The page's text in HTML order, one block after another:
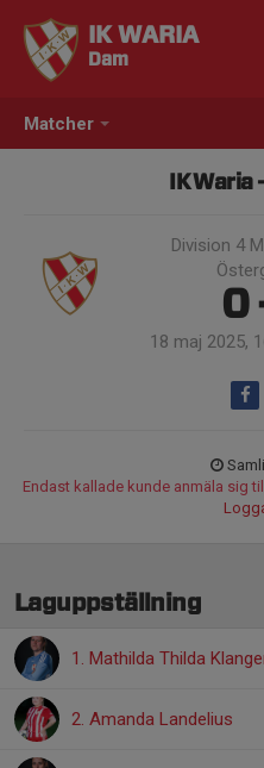
Matcher
IK WARIA
Dam
IK Waria
Division 4
0
18 maj 2025,
Endast kallade kunde anmäla sig
Laguppställning
1. Mathilda Thilda
2. Amanda Landelius